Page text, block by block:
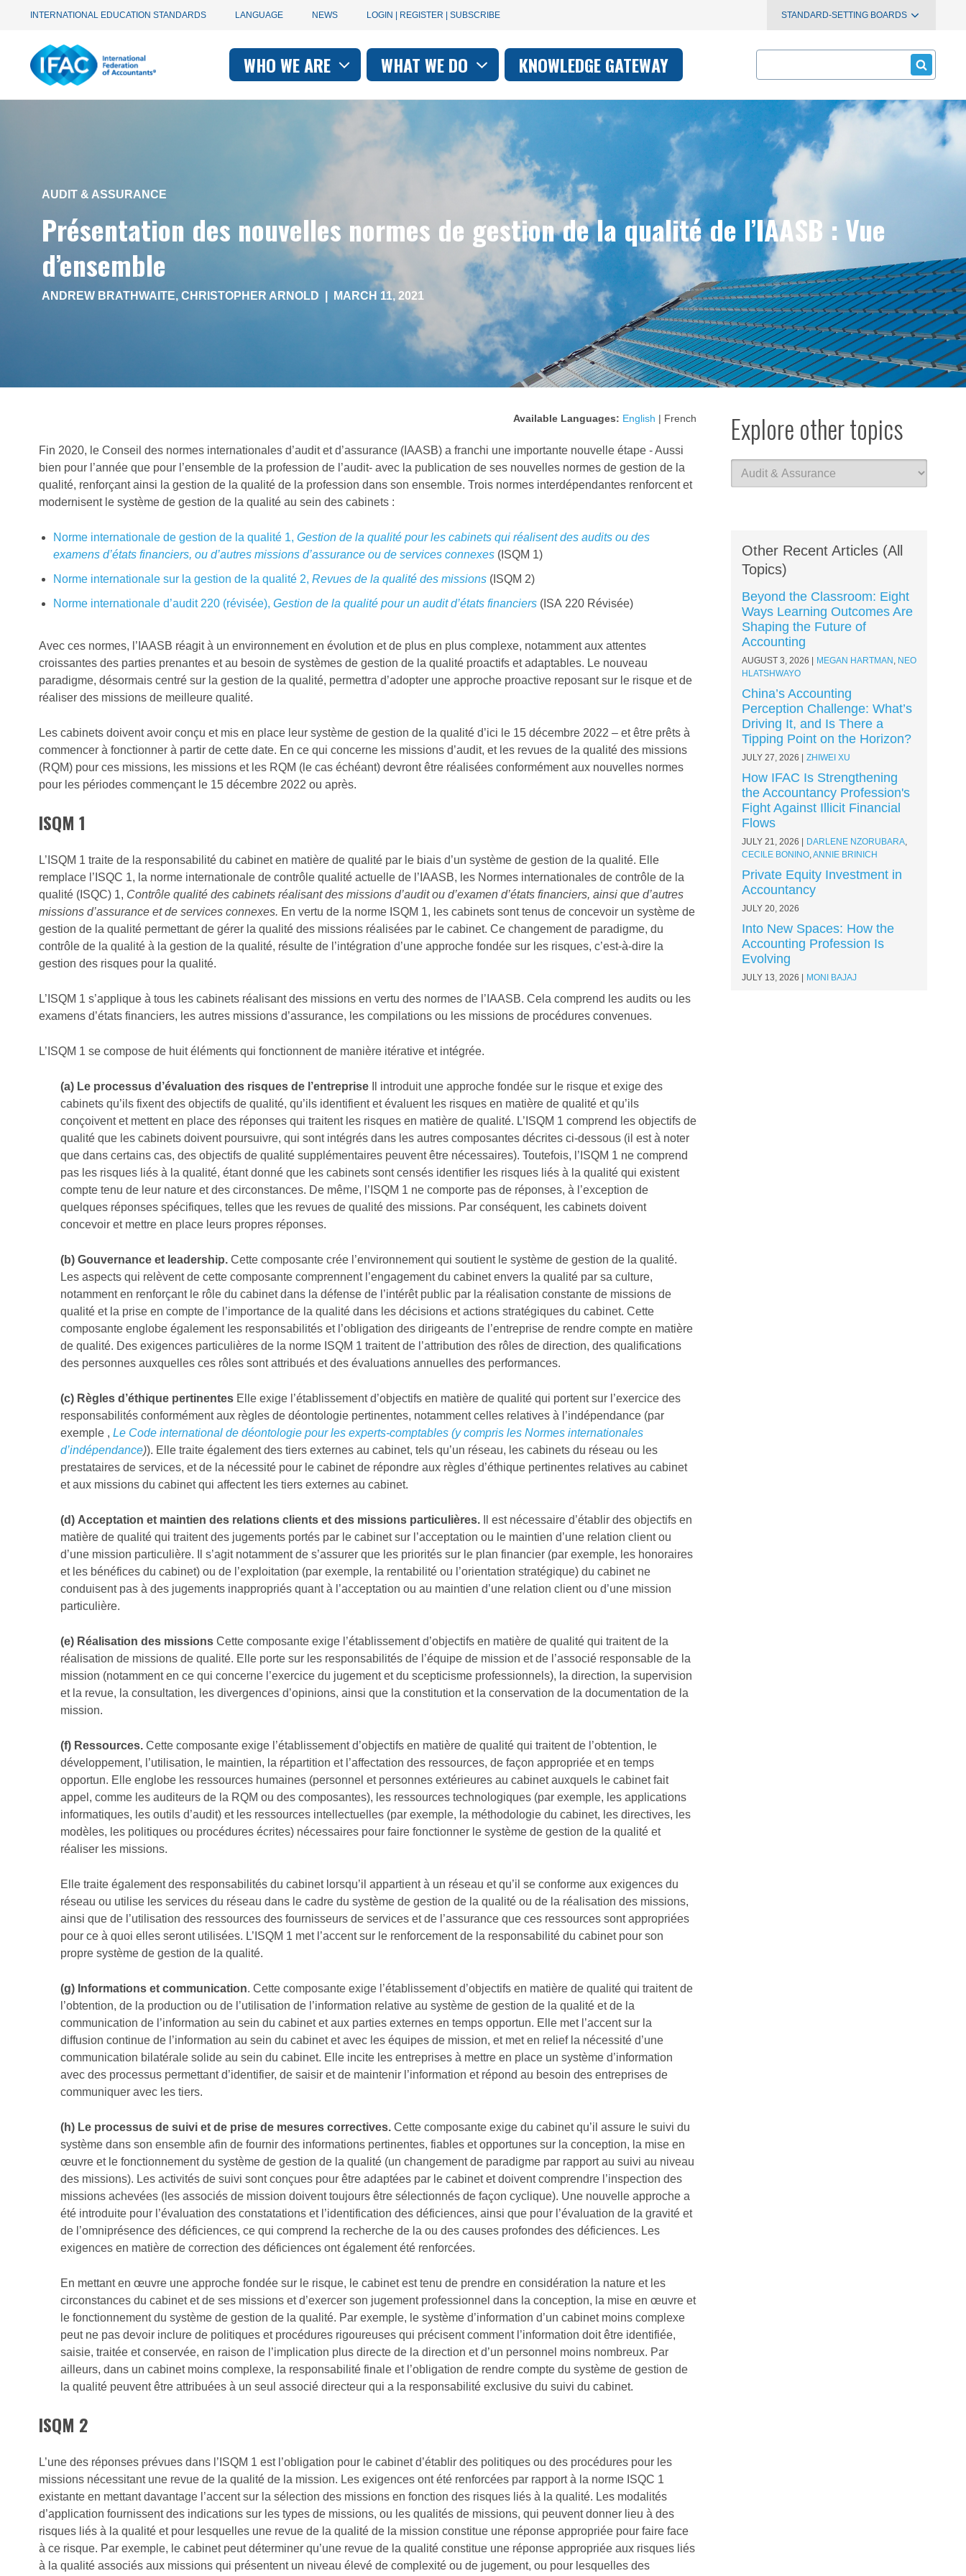
Utility
navigation
INTERNATIONAL EDUCATION STANDARDS LANGUAGE NEWS
User
account
menu
LOGIN | REGISTER | SUBSCRIBE STANDARD-SETTING BOARDS
Main
navigation
WHO WE ARE WHAT WE DO KNOWLEDGE GATEWAY Search
AUDIT & ASSURANCE
Présentation des nouvelles normes de gestion de la qualité de l’IAASB : Vue
d’ensemble
ANDREW BRATHWAITE, CHRISTOPHER ARNOLD MARCH 11, 2021
Available Languages: English | French
Fin 2020, le Conseil des normes internationales d’audit et d’assurance (IAASB) a franchi une importante nouvelle étape - Aussi
bien pour l’année que pour l’ensemble de la profession de l’audit- avec la publication de ses nouvelles normes de gestion de la
qualité, renforçant ainsi la gestion de la qualité de la profession dans son ensemble. Trois normes interdépendantes renforcent et
modernisent le système de gestion de la qualité au sein des cabinets :
Norme internationale de gestion de la qualité 1, Gestion de la qualité pour les cabinets qui réalisent des audits ou des
examens d’états financiers, ou d’autres missions d’assurance ou de services connexes (ISQM 1)
Norme internationale sur la gestion de la qualité 2, Revues de la qualité des missions (ISQM 2)
Norme internationale d’audit 220 (révisée), Gestion de la qualité pour un audit d’états financiers (ISA 220 Révisée)
Avec ces normes, l’IAASB réagit à un environnement en évolution et de plus en plus complexe, notamment aux attentes
croissantes des parties prenantes et au besoin de systèmes de gestion de la qualité proactifs et adaptables. Le nouveau
paradigme, désormais centré sur la gestion de la qualité, permettra d’adopter une approche proactive reposant sur le risque et de
réaliser des missions de meilleure qualité.
Les cabinets doivent avoir conçu et mis en place leur système de gestion de la qualité d’ici le 15 décembre 2022 – et être prêts à
commencer à fonctionner à partir de cette date. En ce qui concerne les missions d’audit, et les revues de la qualité des missions
(RQM) pour ces missions, les missions et les RQM (le cas échéant) devront être réalisées conformément aux nouvelles normes
pour les périodes commençant le 15 décembre 2022 ou après.
ISQM 1
L’ISQM 1 traite de la responsabilité du cabinet en matière de qualité par le biais d’un système de gestion de la qualité. Elle
remplace l’ISQC 1, la norme internationale de contrôle qualité actuelle de l’IAASB, les Normes internationales de contrôle de la
qualité (ISQC) 1, Contrôle qualité des cabinets réalisant des missions d’audit ou d’examen d’états financiers, ainsi que d’autres
missions d’assurance et de services connexes. En vertu de la norme ISQM 1, les cabinets sont tenus de concevoir un système de
gestion de la qualité permettant de gérer la qualité des missions réalisées par le cabinet. Ce changement de paradigme, du
contrôle de la qualité à la gestion de la qualité, résulte de l’intégration d’une approche fondée sur les risques, c’est-à-dire la
gestion des risques pour la qualité.
L’ISQM 1 s’applique à tous les cabinets réalisant des missions en vertu des normes de l’IAASB. Cela comprend les audits ou les
examens d’états financiers, les autres missions d’assurance, les compilations ou les missions de procédures convenues.
L’ISQM 1 se compose de huit éléments qui fonctionnent de manière itérative et intégrée.
(a) Le processus d’évaluation des risques de l’entreprise Il introduit une approche fondée sur le risque et exige des
cabinets qu’ils fixent des objectifs de qualité, qu’ils identifient et évaluent les risques en matière de qualité et qu’ils
conçoivent et mettent en place des réponses qui traitent les risques en matière de qualité. L’ISQM 1 comprend les objectifs de
qualité que les cabinets doivent poursuivre, qui sont intégrés dans les autres composantes décrites ci-dessous (il est à noter
que dans certains cas, des objectifs de qualité supplémentaires peuvent être nécessaires). Toutefois, l’ISQM 1 ne comprend
pas les risques liés à la qualité, étant donné que les cabinets sont censés identifier les risques liés à la qualité qui existent
compte tenu de leur nature et des circonstances. De même, l’ISQM 1 ne comporte pas de réponses, à l’exception de
quelques réponses spécifiques, telles que les revues de qualité des missions. Par conséquent, les cabinets doivent
concevoir et mettre en place leurs propres réponses.
(b) Gouvernance et leadership. Cette composante crée l’environnement qui soutient le système de gestion de la qualité.
Les aspects qui relèvent de cette composante comprennent l’engagement du cabinet envers la qualité par sa culture,
notamment en renforçant le rôle du cabinet dans la défense de l’intérêt public par la réalisation constante de missions de
qualité et la prise en compte de l’importance de la qualité dans les décisions et actions stratégiques du cabinet. Cette
composante englobe également les responsabilités et l’obligation des dirigeants de l’entreprise de rendre compte en matière
de qualité. Des exigences particulières de la norme ISQM 1 traitent de l’attribution des rôles de direction, des qualifications
des personnes auxquelles ces rôles sont attribués et des évaluations annuelles des performances.
(c) Règles d’éthique pertinentes Elle exige l’établissement d’objectifs en matière de qualité qui portent sur l’exercice des
responsabilités conformément aux règles de déontologie pertinentes, notamment celles relatives à l’indépendance (par
exemple , Le Code international de déontologie pour les experts-comptables (y compris les Normes internationales
d’indépendance)). Elle traite également des tiers externes au cabinet, tels qu’un réseau, les cabinets du réseau ou les
prestataires de services, et de la nécessité pour le cabinet de répondre aux règles d’éthique pertinentes relatives au cabinet
et aux missions du cabinet qui affectent les tiers externes au cabinet.
(d) Acceptation et maintien des relations clients et des missions particulières.
Il est nécessaire d’établir des objectifs en
matière de qualité qui traitent des jugements portés par le cabinet sur l’acceptation ou le maintien d’une relation client ou
d’une mission particulière. Il s’agit notamment de s’assurer que les priorités sur le plan financier (par exemple, les honoraires
et les bénéfices du cabinet) ou de l’exploitation (par exemple, la rentabilité ou l’orientation stratégique) du cabinet ne
conduisent pas à des jugements inappropriés quant à l’acceptation ou au maintien d’une relation client ou d’une mission
particulière.
(e) Réalisation des missions Cette composante exige l’établissement d’objectifs en matière de qualité qui traitent de la
réalisation de missions de qualité. Elle porte sur les responsabilités de l’équipe de mission et de l’associé responsable de la
mission (notamment en ce qui concerne l’exercice du jugement et du scepticisme professionnels), la direction, la supervision
et la revue, la consultation, les divergences d’opinions, ainsi que la constitution et la conservation de la documentation de la
mission.
(f) Ressources. Cette composante exige l’établissement d’objectifs en matière de qualité qui traitent de l’obtention, le
développement, l’utilisation, le maintien, la répartition et l’affectation des ressources, de façon appropriée et en temps
opportun. Elle englobe les ressources humaines (personnel et personnes extérieures au cabinet auxquels le cabinet fait
appel, comme les auditeurs de la RQM ou des composantes), les ressources technologiques (par exemple, les applications
informatiques, les outils d’audit) et les ressources intellectuelles (par exemple, la méthodologie du cabinet, les directives, les
modèles, les politiques ou procédures écrites) nécessaires pour faire fonctionner le système de gestion de la qualité et
réaliser les missions.
Elle traite également des responsabilités du cabinet lorsqu’il appartient à un réseau et qu’il se conforme aux exigences du
réseau ou utilise les services du réseau dans le cadre du système de gestion de la qualité ou de la réalisation des missions,
ainsi que de l’utilisation des ressources des fournisseurs de services et de l’assurance que ces ressources sont appropriées
pour ce à quoi elles seront utilisées. L’ISQM 1 met l’accent sur le renforcement de la responsabilité du cabinet pour son
propre système de gestion de la qualité.
(g) Informations et communication. Cette composante exige l’établissement d’objectifs en matière de qualité qui traitent de
l’obtention, de la production ou de l’utilisation de l’information relative au système de gestion de la qualité et de la
communication de l’information au sein du cabinet et aux parties externes en temps opportun. Elle met l’accent sur la
diffusion continue de l’information au sein du cabinet et avec les équipes de mission, et met en relief la nécessité d’une
communication bilatérale solide au sein du cabinet. Elle incite les entreprises à mettre en place un système d’information
avec des processus permettant d’identifier, de saisir et de maintenir l’information et répond au besoin des entreprises de
communiquer avec les tiers.
(h) Le processus de suivi et de prise de mesures correctives. Cette composante exige du cabinet qu’il assure le suivi du
système dans son ensemble afin de fournir des informations pertinentes, fiables et opportunes sur la conception, la mise en
œuvre et le fonctionnement du système de gestion de la qualité (un changement de paradigme par rapport au suivi au niveau
des missions). Les activités de suivi sont conçues pour être adaptées par le cabinet et doivent comprendre l’inspection des
missions achevées (les associés de mission doivent toujours être sélectionnés de façon cyclique). Une nouvelle approche a
été introduite pour l’évaluation des constatations et l’identification des déficiences, ainsi que pour l’évaluation de la gravité et
de l’omniprésence des déficiences, ce qui comprend la recherche de la ou des causes profondes des déficiences. Les
exigences en matière de correction des déficiences ont également été renforcées.
En mettant en œuvre une approche fondée sur le risque, le cabinet est tenu de prendre en considération la nature et les
circonstances du cabinet et de ses missions et d’exercer son jugement professionnel dans la conception, la mise en œuvre et
le fonctionnement du système de gestion de la qualité. Par exemple, le système d’information d’un cabinet moins complexe
peut ne pas devoir inclure de politiques et procédures rigoureuses qui précisent comment l’information doit être identifiée,
saisie, traitée et conservée, en raison de l’implication plus directe de la direction et d’un personnel moins nombreux. Par
ailleurs, dans un cabinet moins complexe, la responsabilité finale et l’obligation de rendre compte du système de gestion de
la qualité peuvent être attribuées à un seul associé directeur qui a la responsabilité exclusive du suivi du cabinet.
ISQM 2
L’une des réponses prévues dans l’ISQM 1 est l’obligation pour le cabinet d’établir des politiques ou des procédures pour les
missions nécessitant une revue de la qualité de la mission. Les exigences ont été renforcées par rapport à la norme ISQC 1
existante en mettant davantage l’accent sur la sélection des missions en fonction des risques liés à la qualité. Les modalités
d’application fournissent des indications sur les types de missions, ou les qualités de missions, qui peuvent donner lieu à des
risques liés à la qualité et pour lesquelles une revue de la qualité de la mission constitue une réponse appropriée pour faire face
à ce risque. Par exemple, le cabinet peut déterminer qu’une revue de la qualité constitue une réponse appropriée aux risques liés
à la qualité associés aux missions qui présentent un niveau élevé de complexité ou de jugement, ou pour lesquelles des
Explore other topics
Other Recent Articles (All
Topics)
Beyond the Classroom: Eight
Ways Learning Outcomes Are
Shaping the Future of
Accounting
AUGUST 3, 2026 MEGAN HARTMAN , NEO
HLATSHWAYO
China’s Accounting
Perception Challenge: What’s
Driving It, and Is There a
Tipping Point on the Horizon?
JULY 27, 2026 ZHIWEI XU
How IFAC Is Strengthening
the Accountancy Profession's
Fight Against Illicit Financial
Flows
JULY 21, 2026 DARLENE NZORUBARA,
CECILE BONINO,ANNIE BRINICH
Private Equity Investment in
Accountancy
JULY 20, 2026
Into New Spaces: How the
Accounting Profession Is
Evolving
JULY 13, 2026 MONI BAJAJ